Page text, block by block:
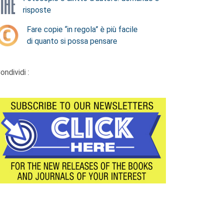
risposte
Fare copie “in regola” è più facile
di quanto si possa pensare
: